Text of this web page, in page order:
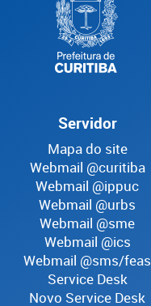
Servidor
Mapa do site
Webmail @curitiba
Webmail @ippuc
Webmail @urbs
Webmail @sme
Webmail @ics
Webmail @sms/feas
Service Desk
Novo Service Desk